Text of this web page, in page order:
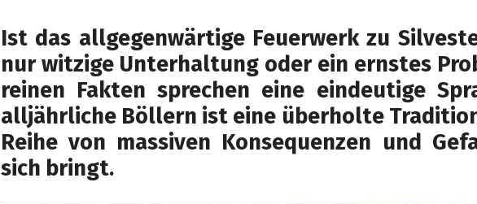
Ist das allgegenwärtige Feuerwerk zu
nur witzige Unterhaltung oder ein ernstes
reinen Fakten sprechen eine eindeutige
alljährliche Böllern ist eine überholte
Reihe von massiven Konsequenzen und
sich bringt.